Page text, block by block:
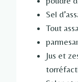
Sel
Tout
Jus et